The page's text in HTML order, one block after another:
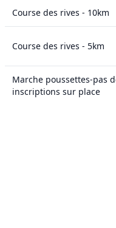
Course des rives - 10km
Course des rives - 5km
Marche poussettes-pas
inscriptions sur place